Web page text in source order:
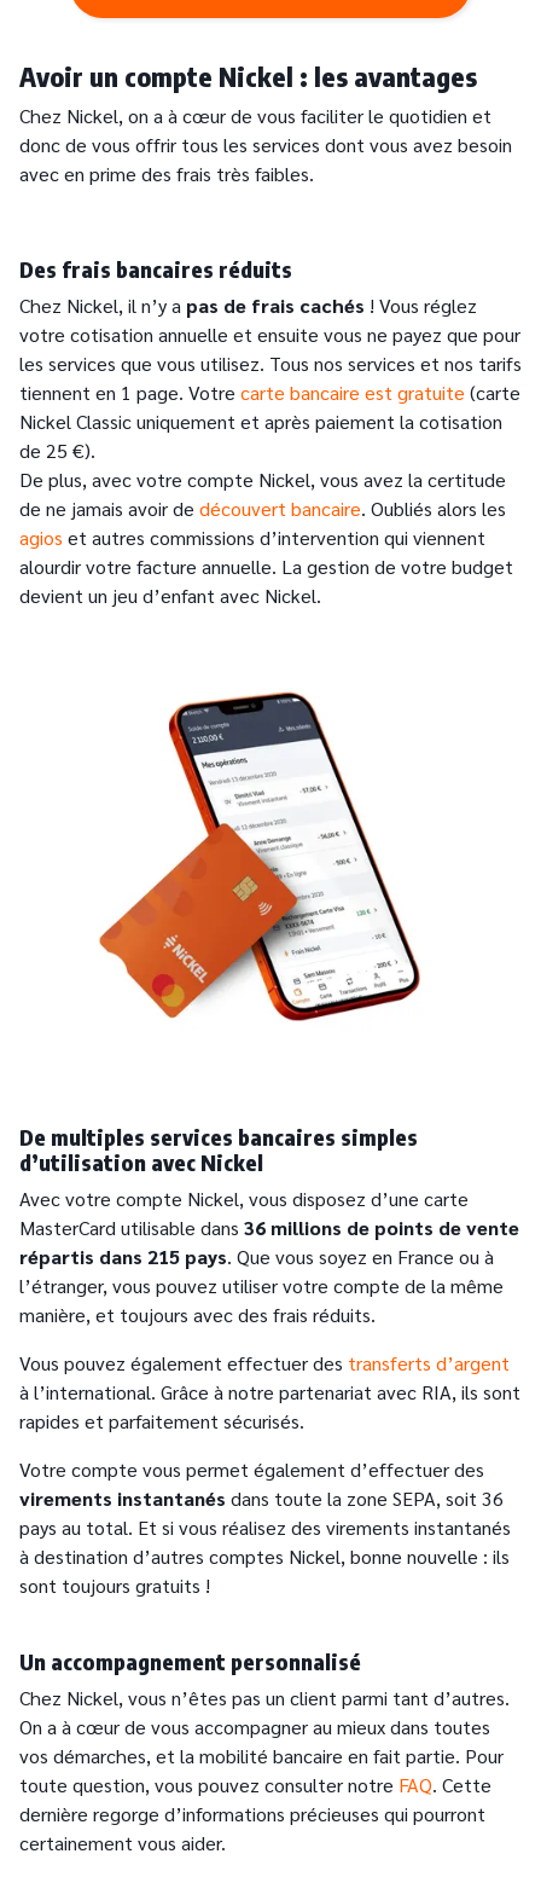
Avoir un compte Nickel : les avantages
Chez Nickel, on a à cœur de vous faciliter le quotidien et
donc de vous offrir tous les services dont vous avez besoin
avec en prime des frais très faibles.
Des frais bancaires réduits
Chez Nickel, il n’y a pas de frais cachés ! Vous réglez
votre cotisation annuelle et ensuite vous ne payez que pour
les services que vous utilisez. Tous nos services et nos tarifs
tiennent en 1 page. Votre carte bancaire est gratuite (carte
Nickel Classic uniquement et après paiement la cotisation
de 25 €).
De plus, avec votre compte Nickel, vous avez la certitude
de ne jamais avoir de découvert bancaire. Oubliés alors les
agios et autres commissions d’intervention qui viennent
alourdir votre facture annuelle. La gestion de votre budget
devient un jeu d’enfant avec Nickel.
De multiples services bancaires simples
d’utilisation avec Nickel
Avec votre compte Nickel, vous disposez d’une carte
MasterCard utilisable dans 36 millions de points de vente
répartis dans 215 pays. Que vous soyez en France ou à
l’étranger, vous pouvez utiliser votre compte de la même
manière, et toujours avec des frais réduits.
Vous pouvez également effectuer des transferts d’argent
à l’international. Grâce à notre partenariat avec RIA, ils sont
rapides et parfaitement sécurisés.
Votre compte vous permet également d’effectuer des
virements instantanés dans toute la zone SEPA, soit 36
pays au total. Et si vous réalisez des virements instantanés
à destination d’autres comptes Nickel, bonne nouvelle : ils
sont toujours gratuits !
Un accompagnement personnalisé
Chez Nickel, vous n’êtes pas un client parmi tant d’autres.
On a à cœur de vous accompagner au mieux dans toutes
vos démarches, et la mobilité bancaire en fait partie. Pour
toute question, vous pouvez consulter notre FAQ. Cette
dernière regorge d’informations précieuses qui pourront
certainement vous aider.